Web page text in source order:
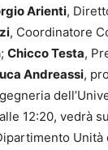
Arienti,
, Coordinatore
Chicco Testa,
Andreassi,
12:20, vedrà
Unità